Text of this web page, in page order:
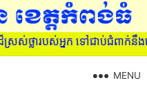
បស់អ្នក ទៅជាប់ជំពាក់នឹ
MENU